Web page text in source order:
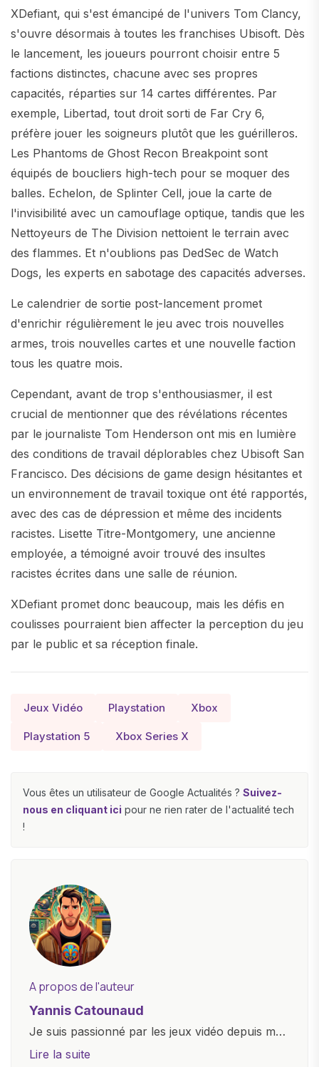
XDefiant, qui s'est émancipé de l'univers Tom Clancy,
s'ouvre désormais à toutes les franchises Ubisoft. Dès
le lancement, les joueurs pourront choisir entre 5
factions distinctes, chacune avec ses propres
capacités, réparties sur 14 cartes différentes. Par
exemple, Libertad, tout droit sorti de Far Cry 6,
préfère jouer les soigneurs plutôt que les guérilleros.
Les Phantoms de Ghost Recon Breakpoint sont
équipés de boucliers high-tech pour se moquer des
balles. Echelon, de Splinter Cell, joue la carte de
l'invisibilité avec un camouflage optique, tandis que les
Nettoyeurs de The Division nettoient le terrain avec
des flammes. Et n'oublions pas DedSec de Watch
Dogs, les experts en sabotage des capacités adverses.
Le calendrier de sortie post-lancement promet
d'enrichir régulièrement le jeu avec trois nouvelles
armes, trois nouvelles cartes et une nouvelle faction
tous les quatre mois.
Cependant, avant de trop s'enthousiasmer, il est
crucial de mentionner que des révélations récentes
par le journaliste Tom Henderson ont mis en lumière
des conditions de travail déplorables chez Ubisoft San
Francisco. Des décisions de game design hésitantes et
un environnement de travail toxique ont été rapportés,
avec des cas de dépression et même des incidents
racistes. Lisette Titre-Montgomery, une ancienne
employée, a témoigné avoir trouvé des insultes
racistes écrites dans une salle de réunion.
XDefiant promet donc beaucoup, mais les défis en
coulisses pourraient bien affecter la perception du jeu
par le public et sa réception finale.
Jeux Vidéo Playstation Xbox
Playstation 5 Xbox Series X
Vous êtes un utilisateur de Google Actualités ? Suivez-
nous en cliquant ici pour ne rien rater de l'actualité tech
!
A propos de l'auteur
Yannis Catounaud
Je suis passionné par les jeux vidéo depuis mon
plus jeune âge. Mon amour pour l'univers
Lire la suite